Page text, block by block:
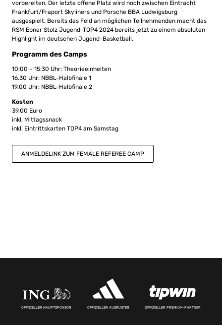
vorbereiten. Der letzte offene Platz wird noch zwischen Eintracht
Frankfurt/Fraport Skyliners und Porsche BBA Ludwigsburg
ausgespielt. Bereits das Feld an möglichen Teilnehmenden macht das
RSM Ebner Stolz Jugend-TOP4 2024 bereits jetzt zu einem absoluten
Highlight im deutschen Jugend-Basketball.
Programm des Camps
10:00 – 15:30 Uhr: Theorieeinheiten
16.30 Uhr: NBBL-Halbfinale 1
19.00 Uhr: NBBL-Halbfinale 2
Kosten
39,00 Euro
inkl. Mittagssnack
inkl. Eintrittskarten TOP4 am Samstag
ANMELDELINK ZUM FEMALE REFEREE CAMP
OFFIZIELLER HAUPTSPONSOR OFFIZIELLER AUSRÜSTER OFFIZIELLER PREMIUM-PARTNER